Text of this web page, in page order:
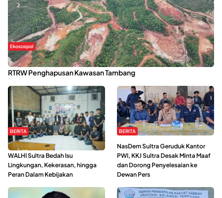
Ekosospol
Kabaena Menanti Kepastian Pemulihan Lingkungan Usai Revisi
RTRW Penghapusan Kawasan Tambang
BERITA
Refleksi Gerakan Perempuan,
WALHI Sultra Bedah Isu
Lingkungan, Kekerasan, hingga
Peran Dalam Kebijakan
BERITA
NasDem Sultra Geruduk Kantor
PWI, KKJ Sultra Desak Minta Maaf
dan Dorong Penyelesaian ke
Dewan Pers